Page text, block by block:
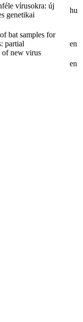
vírusokra: új
genetikai
hu
bat samples for
partial
of new virus
en
en